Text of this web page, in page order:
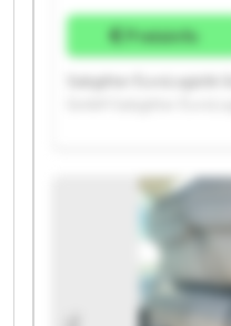
Preisinfo
Salzgitter EuroLogistik
EuroLogistik GmbH
GmbH Salzgitter
EuroLogistik GmbH
Salzgitter EuroLogistik
GmbH Salzgitter
EuroLogistik GmbH
Salzgitter EuroLogistik
GmbH Salzgitter